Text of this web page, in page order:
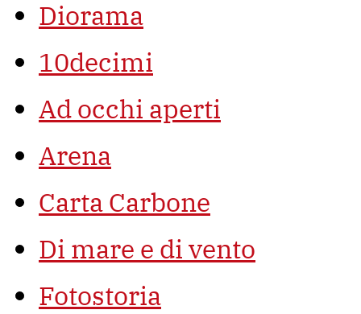
Diorama
10decimi
Ad occhi aperti
Arena
Carta Carbone
Di mare e di vento
Fotostoria